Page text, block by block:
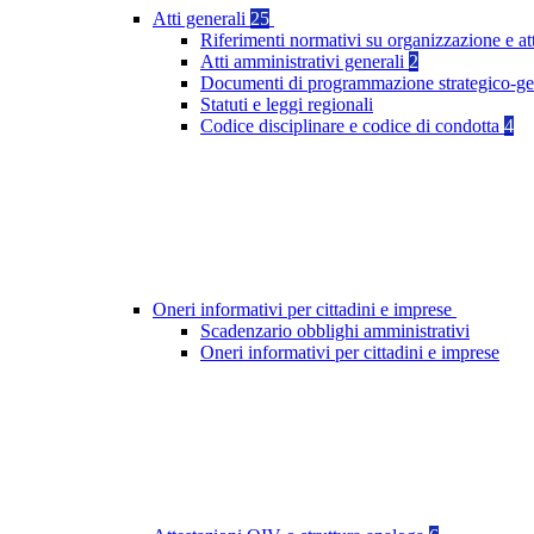
Atti generali 25
Riferimenti normativi su organizzazione e
Atti amministrativi generali 2
Documenti di programmazione strategico-
Statuti e leggi regionali
Codice disciplinare e codice di condotta 4
Oneri informativi per cittadini e imprese
Scadenzario obblighi amministrativi
Oneri informativi per cittadini e imprese